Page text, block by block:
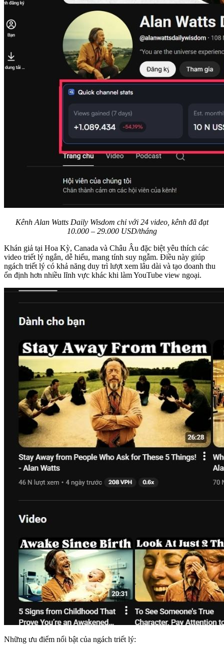
Kênh Alan Watts Daily Wisdom chỉ với 24 video, kênh đã đạt
10.000 – 29.000 USD/tháng
Khán giả tại Hoa Kỳ, Canada và Châu Âu đặc biệt yêu thích các
video triết lý ngắn, dễ hiểu, mang tính suy ngẫm. Điều này giúp
ngách triết lý có khả năng duy trì lượt xem lâu dài và tạo doanh thu
ổn định hơn nhiều lĩnh vực khác khi làm YouTube view ngoại.
Những ưu điểm nổi bật của ngách triết lý: